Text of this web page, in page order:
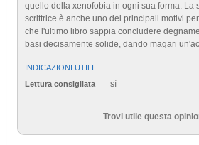
quello della xenofobia in ogni sua forma. La
scrittrice è anche uno dei principali motivi
che l'ultimo libro sappia concludere
basi decisamente solide, dando magari
INDICAZIONI UTILI
Lettura consigliata
sì
Trovi utile questa